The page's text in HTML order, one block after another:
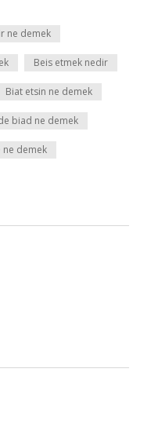
ne demek
Beis etmek nedir
Biat etsin ne demek
biad ne demek
ne demek